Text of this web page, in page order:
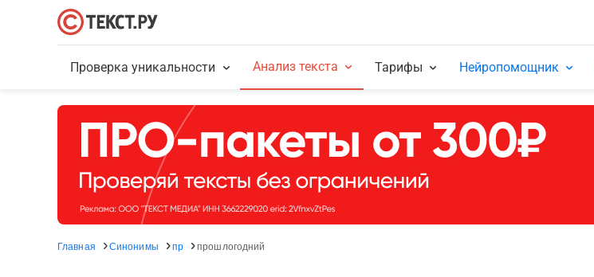
Проверка уникальности Анализ текста Тарифы Нейропомощник
Главная Синонимы пр прошлогодний